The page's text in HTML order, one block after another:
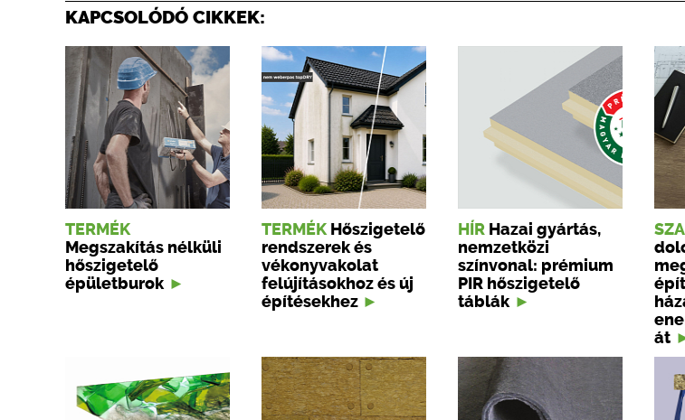
KAPCSOLÓDÓ CIKKEK:
TERMÉK
Megszakítás nélküli
hőszigetelő
épületburok
TERMÉK Hőszigetelő
rendszerek és
vékonyvakolat
felújításokhoz és új
építésekhez
HÍR Hazai gyártás,
nemzetközi
színvonal: prémium
PIR hőszigetelő
táblák
át